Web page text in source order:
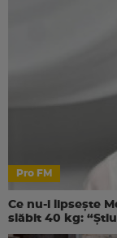
Pro FM
Ce nu-i lipsește
slăbit 40 kg: